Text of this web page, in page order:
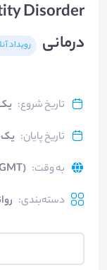
درمانی
رویداد
تاریخ شروع: یک‌شنبه
تاریخ پایان: یک‌شنبه ۲۰
به وقت:
دسته‌بندی: